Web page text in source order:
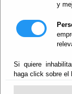
y
Si quiere
haga click sobre el
Nacimiento,
siguiente: